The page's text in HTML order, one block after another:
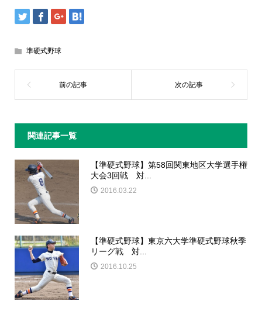
準硬式野球
関連記事一覧
【準硬式野球】第58回関東地区大学選手権
大会3回戦 対...
2016.03.22
【準硬式野球】東京六大学準硬式野球秋季
リーグ戦 対...
2016.10.25